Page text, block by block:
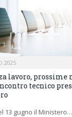
2025
lavoro, prossime
tecnico
13 gugno il Ministero…